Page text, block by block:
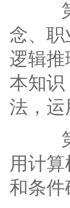
第
念、
逻辑
本知识
法，运
第
用计
和条件